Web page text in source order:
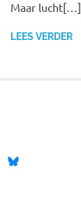
Maar lucht[…]
LEES VERDER